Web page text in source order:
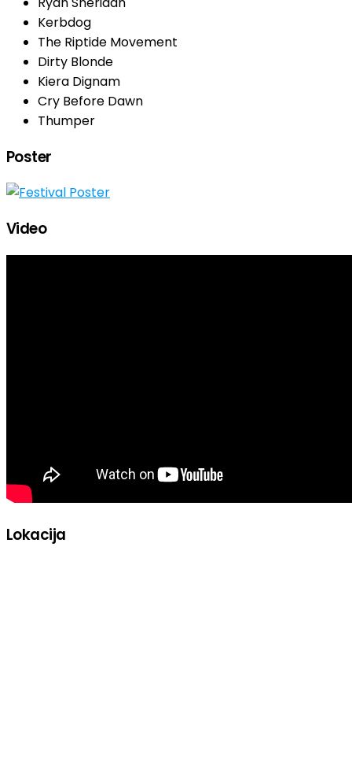
Kerbdog
The Riptide Movement
Dirty Blonde
Kiera Dignam
Cry Before Dawn
Thumper
Poster
Video
Lokacija